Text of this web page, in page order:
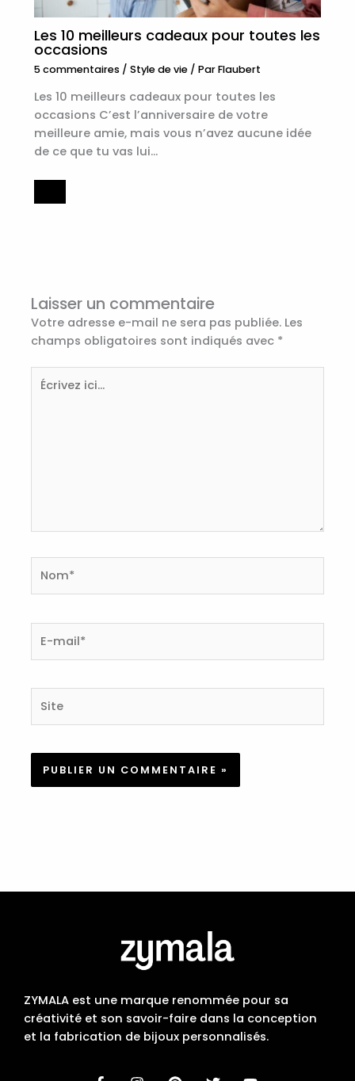
Les 10 meilleurs cadeaux pour toutes les
occasions
5 commentaires / Style de vie/ ParFlaubert
Les 10 meilleurs cadeaux pour toutes les
occasions C’est l’anniversaire de votre
meilleure amie, mais vous n’avez aucune idée
de ce que tu vas lui…
Laisser un commentaire
Votre adresse e-mail ne sera pas publiée. Les
champs obligatoires sont indiqués avec *
Écrivez
ici…
mail*
ZYMALA est une marque renommée pour sa
créativité et son savoir-faire dans la conception
et la fabrication de bijoux personnalisés.